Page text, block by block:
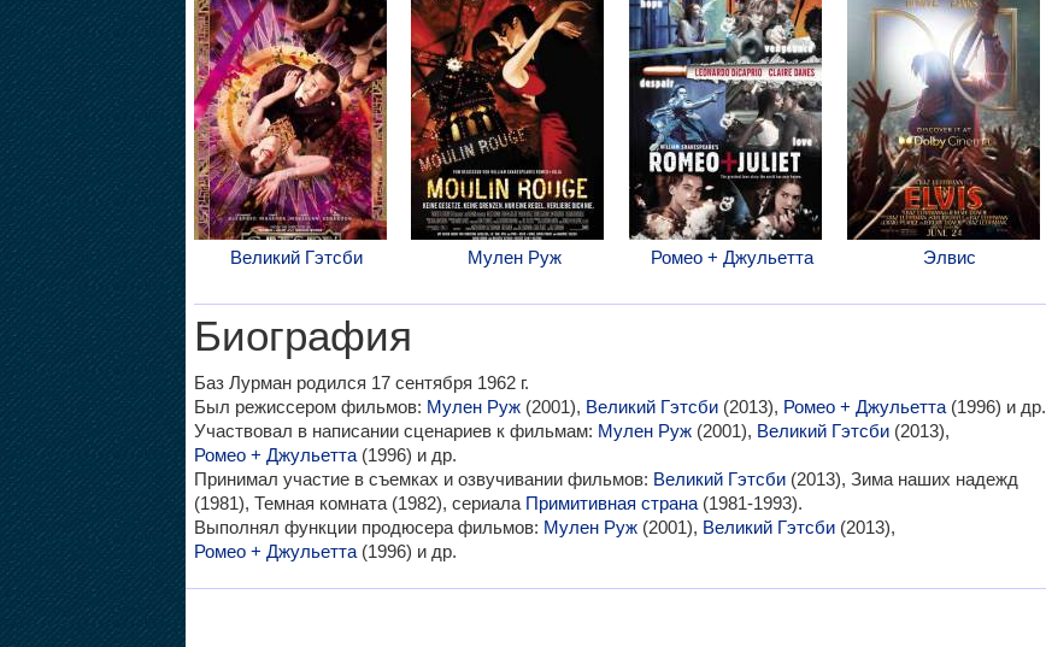
Великий Гэтсби Мулен Руж Ромео + Джульетта Элвис
Биография
Баз Лурман родился 17 сентября 1962 г.
Был режиссером фильмов: Мулен Руж(2001), Великий Гэтсби(2013), Ромео + Джульетта(1996) и др.
Участвовал в написании сценариев к фильмам: Мулен Руж(2001), Великий Гэтсби(2013),
Ромео + Джульетта(1996) и др.
Принимал участие в съемках и озвучивании фильмов: Великий Гэтсби(2013), Зима наших надежд
(1981), Темная комната (1982), сериала Примитивная страна(1981-1993).
Выполнял функции продюсера фильмов: Мулен Руж(2001), Великий Гэтсби(2013),
Ромео + Джульетта(1996) и др.